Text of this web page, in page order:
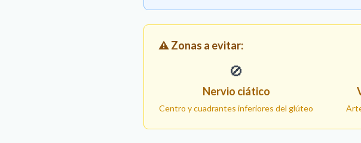
⚠️ Zonas a evitar:
🚫
Nervio ciático
Centro y cuadrantes inferiores del glúteo